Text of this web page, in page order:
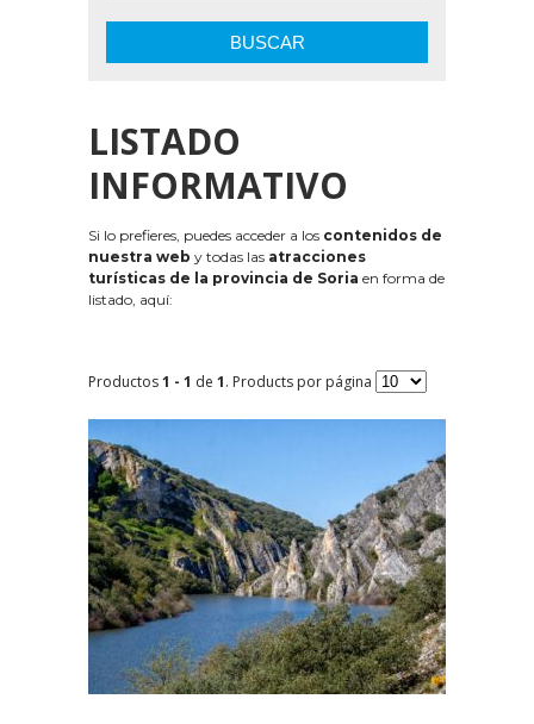
BUSCAR
LISTADO
INFORMATIVO
Si lo prefieres, puedes acceder a los contenidos de
nuestra web y todas las atracciones
turísticas de la provincia de Soria en forma de
listado, aquí:
Productos1 - 1 de 1. Products por página